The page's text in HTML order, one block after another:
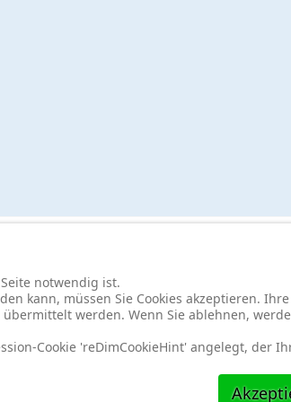
notwendig ist.
kann, müssen Sie Cookies akzeptieren.
werden. Wenn Sie ablehnen,
Cookie 'reDimCookieHint' angelegt, der